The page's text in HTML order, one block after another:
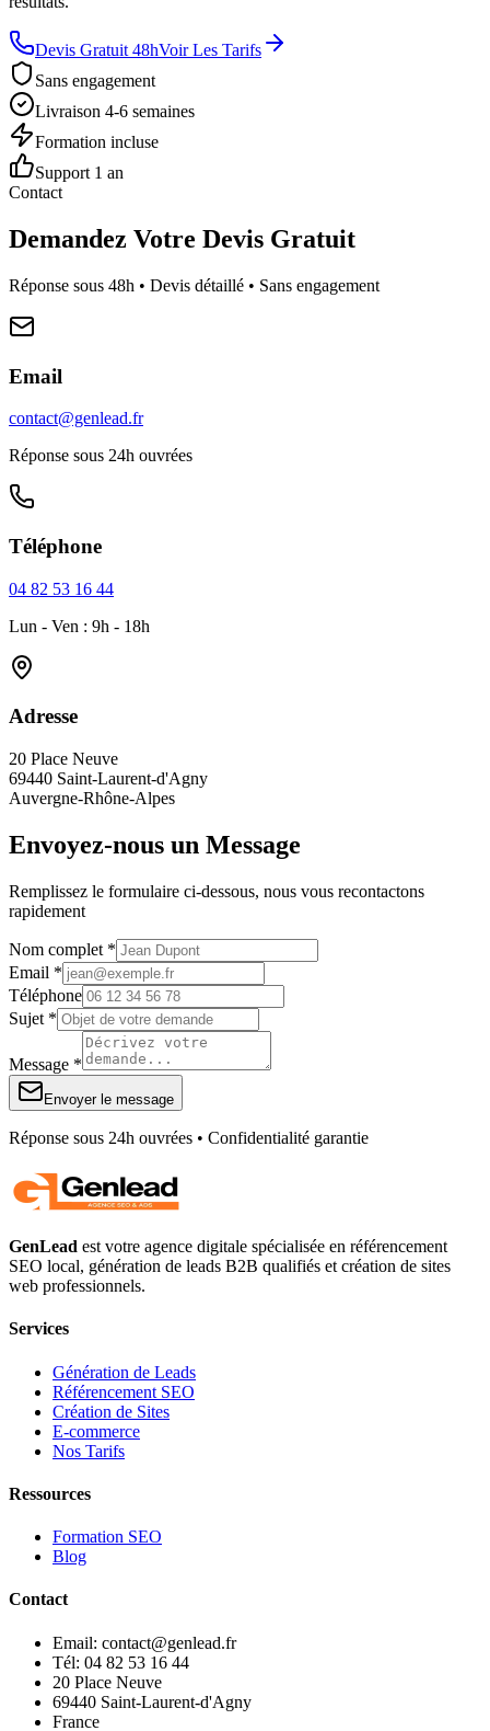
Devis Gratuit 48hVoir Les Tarifs
Sans engagement
Livraison 4-6 semaines
Formation incluse
Support 1 an
Contact
Demandez Votre Devis Gratuit
Réponse sous 48h • Devis détaillé • Sans engagement
Email
contact@genlead.fr
Réponse sous 24h ouvrées
Téléphone
04 82 53 16 44
Lun - Ven : 9h - 18h
Adresse
20 Place Neuve
69440 Saint-Laurent-d'Agny
Auvergne-Rhône-Alpes
Envoyez-nous un Message
Remplissez le formulaire ci-dessous, nous vous recontactons
rapidement
Nom complet *
Email *
Téléphone
Sujet *
Message *
Envoyer le message
Réponse sous 24h ouvrées • Confidentialité garantie
GenLead est votre agence digitale spécialisée en référencement
SEO local, génération de leads B2B qualifiés et création de sites
web professionnels.
Services
Génération de Leads
Référencement SEO
Création de Sites
E-commerce
Nos Tarifs
Ressources
Formation SEO
Blog
Contact
Email: contact@genlead.fr
Tél: 04 82 53 16 44
20 Place Neuve
69440 Saint-Laurent-d'Agny
France